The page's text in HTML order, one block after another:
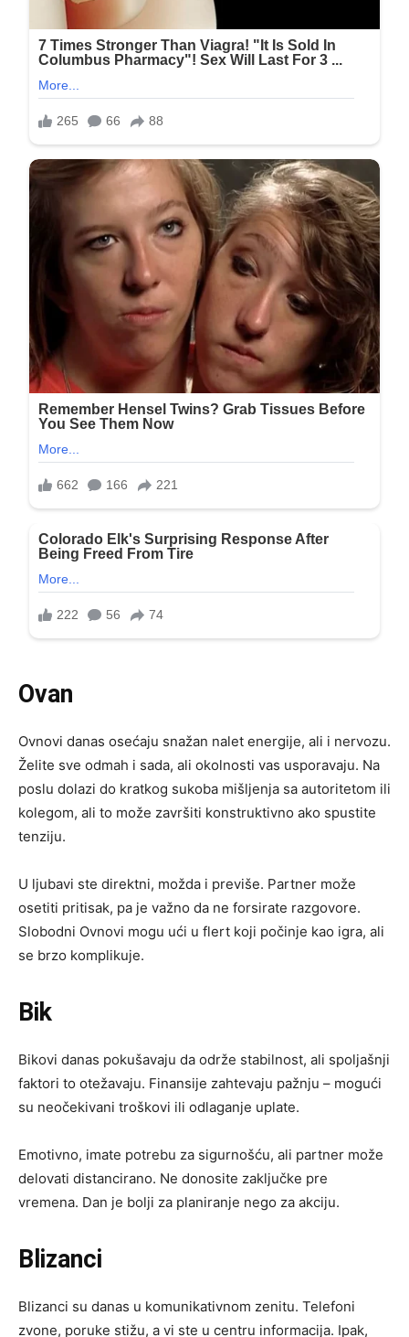
Ovan
Ovnovi danas osećaju snažan nalet energije, ali i nervozu.
Želite sve odmah i sada, ali okolnosti vas usporavaju. Na
poslu dolazi do kratkog sukoba mišljenja sa autoritetom ili
kolegom, ali to može završiti konstruktivno ako spustite
tenziju.
U ljubavi ste direktni, možda i previše. Partner može
osetiti pritisak, pa je važno da ne forsirate razgovore.
Slobodni Ovnovi mogu ući u flert koji počinje kao igra, ali
se brzo komplikuje.
Bik
Bikovi danas pokušavaju da održe stabilnost, ali spoljašnji
faktori to otežavaju. Finansije zahtevaju pažnju – mogući
su neočekivani troškovi ili odlaganje uplate.
Emotivno, imate potrebu za sigurnošću, ali partner može
delovati distancirano. Ne donosite zaključke pre
vremena. Dan je bolji za planiranje nego za akciju.
Blizanci
Blizanci su danas u komunikativnom zenitu. Telefoni
zvone, poruke stižu, a vi ste u centru informacija. Ipak,